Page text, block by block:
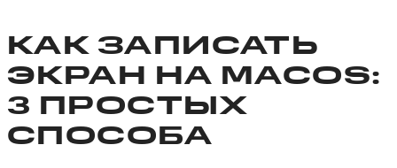
КАК ЗАПИСАТЬ
ЭКРАН НА MACOS:
3 ПРОСТЫХ
СПОСОБА